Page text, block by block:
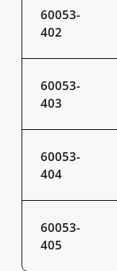
60053-
402
60053-
403
60053-
404
60053-
405